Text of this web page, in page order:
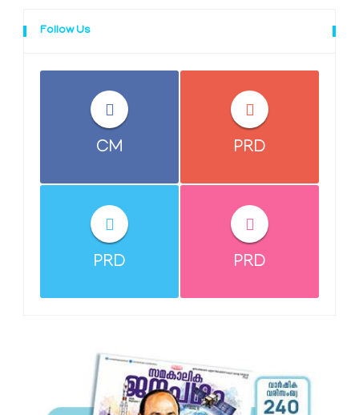
Follow Us
CM PRD
PRD PRD